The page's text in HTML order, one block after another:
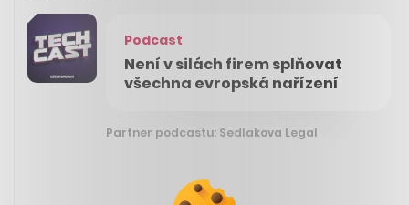
Podcast
Není v silách firem splňovat
všechna evropská nařízení
Partner podcastu: Sedlakova Legal